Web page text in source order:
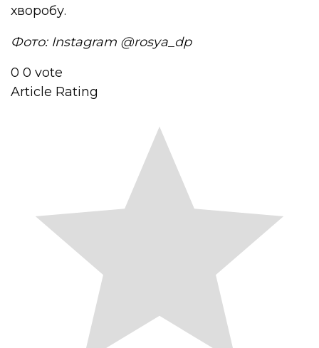
хворобу.
Фото: Instagram @rosya_dp
0 0 vote
Article Rating